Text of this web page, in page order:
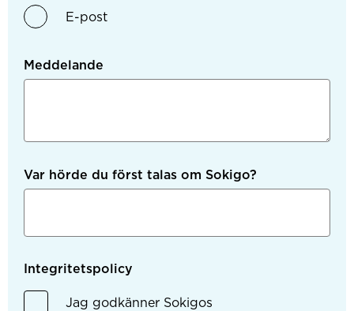
E-post
Meddelande
Var hörde du först talas om Sokigo?
Integritetspolicy
Jag godkänner Sokigos